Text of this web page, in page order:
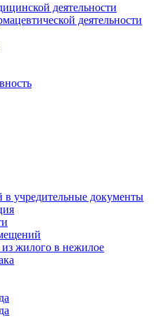
деятельности
деятельности
в учредительные документы
жилого в нежилое